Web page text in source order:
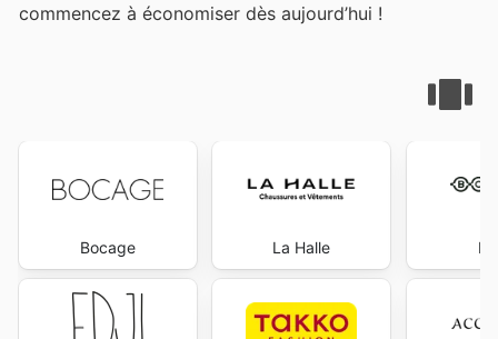
commencez à économiser dès aujourd’hui !
Bocage La Halle